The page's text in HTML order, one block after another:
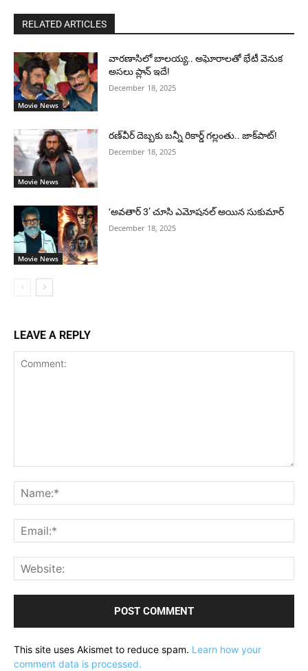
RELATED ARTICLES
Movie News
వారణాసిలో బాలయ్య.. అఘోరాలతో భేటీ వెనుక
అసలు ప్లాన్ ఇదే!
December 18, 2025
Movie News
రణ్‌వీర్ దెబ్బకు బన్నీ రికార్డ్ గల్లంతు.. జాక్‌పాట్!
December 18, 2025
Movie News
‘అవతార్ 3’ చూసి ఎమోషనల్ అయిన సుకుమార్
December 18, 2025
LEAVE A REPLY
This site uses Akismet to reduce spam. Learn how your
comment data is processed.